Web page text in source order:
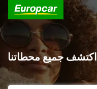
اكتشف جميع محطاتنا